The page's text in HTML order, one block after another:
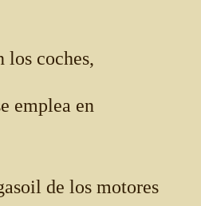
los coches,
emplea en
de los motores